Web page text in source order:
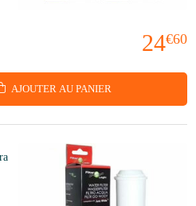
24€60
AJOUTER AU PANIER